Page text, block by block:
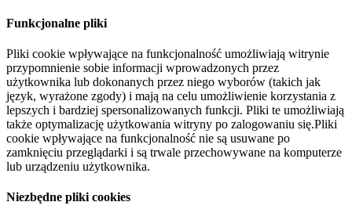
Funkcjonalne pliki
Pliki cookie wpływające na funkcjonalność umożliwiają witrynie
przypomnienie sobie informacji wprowadzonych przez
użytkownika lub dokonanych przez niego wyborów (takich jak
język, wyrażone zgody) i mają na celu umożliwienie korzystania z
lepszych i bardziej spersonalizowanych funkcji. Pliki te umożliwiają
także optymalizację użytkowania witryny po zalogowaniu się.Pliki
cookie wpływające na funkcjonalność nie są usuwane po
zamknięciu przeglądarki i są trwale przechowywane na komputerze
lub urządzeniu użytkownika.
Niezbędne pliki cookies